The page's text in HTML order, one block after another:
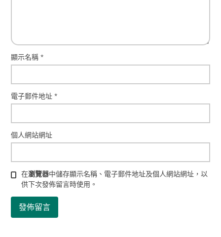
顯示名稱*
電子郵件地址*
個人網站網址
在瀏覽器中儲存顯示名稱、電子郵件地址及個人網站網址，以
供下次發佈留言時使用。